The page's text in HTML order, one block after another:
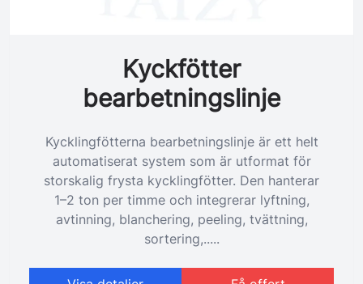
Kyckfötter
bearbetningslinje
Kycklingfötterna bearbetningslinje är ett helt
automatiserat system som är utformat för
storskalig frysta kycklingfötter. Den hanterar
1–2 ton per timme och integrerar lyftning,
avtinning, blanchering, peeling, tvättning,
sortering,.....